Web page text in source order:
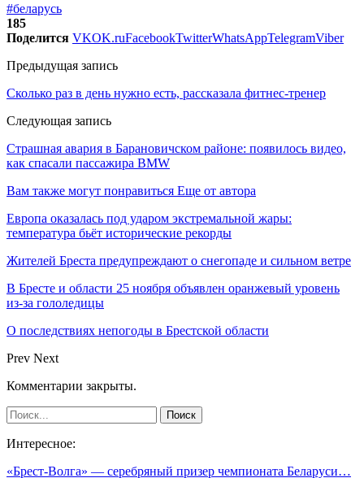
#беларусь
185
Поделится VKOK.ruFacebookTwitterWhatsAppTelegramViber
Предыдущая запись
Сколько раз в день нужно есть, рассказала фитнес-тренер
Следующая запись
Страшная авария в Барановичском районе: появилось видео,
как спасали пассажира BMW
Вам также могут понравиться Еще от автора
Европа оказалась под ударом экстремальной жары:
температура бьёт исторические рекорды
Жителей Бреста предупреждают о снегопаде и сильном ветре
В Бресте и области 25 ноября объявлен оранжевый уровень
из-за гололедицы
О последствиях непогоды в Брестской области
Prev Next
Комментарии закрыты.
Интересное:
«Брест-Волга» — серебряный призер чемпионата Беларуси…